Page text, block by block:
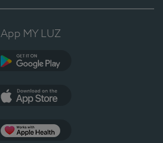
App MY LUZ